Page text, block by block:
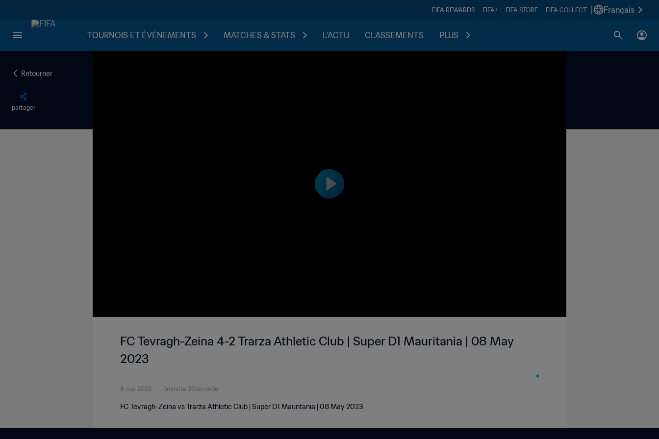
FIFA REWARDS FIFA+ FIFA STORE FIFA COLLECT Français
TOURNOIS ET ÉVÉNEMENTS MATCHES & STATS L'ACTU CLASSEMENTS PLUS
Retourner
partager
FC Tevragh-Zeina 4-2 Trarza Athletic Club | Super D1 Mauritania | 08 May
2023
8 mai 2023 3minute 25seconde
FC Tevragh-Zeina vs Trarza Athletic Club | Super D1 Mauritania | 08 May 2023